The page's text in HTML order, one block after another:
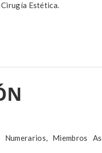
Estética.
Miembros